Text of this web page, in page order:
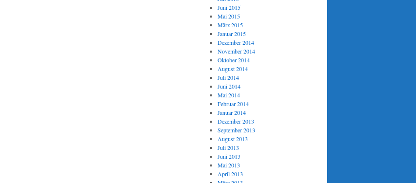
Juni 2015
Mai 2015
März 2015
Januar 2015
Dezember 2014
November 2014
Oktober 2014
August 2014
Juli 2014
Juni 2014
Mai 2014
Februar 2014
Januar 2014
Dezember 2013
September 2013
August 2013
Juli 2013
Juni 2013
Mai 2013
April 2013